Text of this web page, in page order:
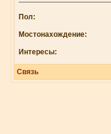
Пол:
Мостонахождение:
Интересы:
Связь